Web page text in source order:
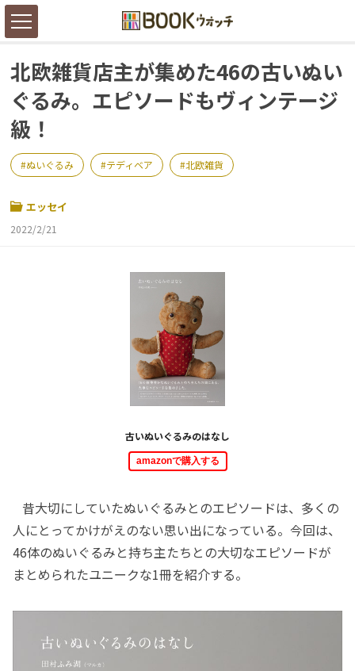
北欧雑貨店主が集めた46の古いぬい
ぐるみ。エピソードもヴィンテージ
級！
ぬいぐるみ テディベア 北欧雑貨
エッセイ
2022/2/21
古いぬいぐるみのはなし
amazonで購入する
昔大切にしていたぬいぐるみとのエピソードは、多くの
人にとってかけがえのない思い出になっている。今回は、
46体のぬいぐるみと持ち主たちとの大切なエピソードが
まとめられたユニークな1冊を紹介する。